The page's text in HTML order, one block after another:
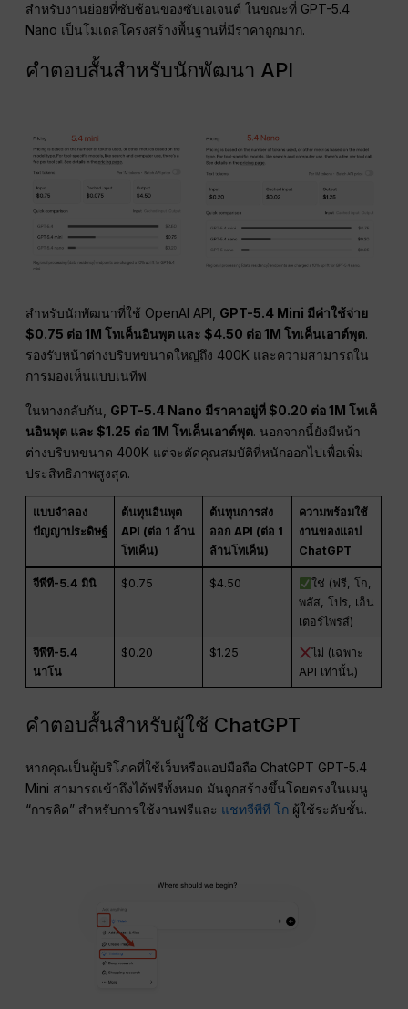
สำหรับงานย่อยที่ซับซ้อนของซับเอเจนต์ ในขณะที่ GPT-5.4
Nano เป็นโมเดลโครงสร้างพื้นฐานที่มีราคาถูกมาก.
คำตอบสั้นสำหรับนักพัฒนา API
สำหรับนักพัฒนาที่ใช้ OpenAI API, GPT-5.4 Mini มีค่าใช้จ่าย
$0.75 ต่อ 1M โทเค็นอินพุต และ $4.50 ต่อ 1M โทเค็นเอาต์พุต.
รองรับหน้าต่างบริบทขนาดใหญ่ถึง 400K และความสามารถใน
การมองเห็นแบบเนทีฟ.
ในทางกลับกัน, GPT-5.4 Nano มีราคาอยู่ที่ $0.20 ต่อ 1M โทเค็
นอินพุต และ $1.25 ต่อ 1M โทเค็นเอาต์พุต. นอกจากนี้ยังมีหน้า
ต่างบริบทขนาด 400K แต่จะตัดคุณสมบัติที่หนักออกไปเพื่อเพิ่ม
ประสิทธิภาพสูงสุด.
แบบจำลอง
ปัญญาประดิษฐ์
ต้นทุนอินพุต
API (ต่อ 1 ล้าน
โทเค็น)
ต้นทุนการส่ง
ออก API (ต่อ 1
ล้านโทเค็น)
ความพร้อมใช้
งานของแอป
ChatGPT
จีพีที-5.4 มินิ $0.75 $4.50
ใช่ (ฟรี, โก,
พลัส, โปร, เอ็น
เตอร์ไพรส์)
จีพีที-5.4
นาโน
$0.20 $1.25
ไม่ (เฉพาะ
API เท่านั้น)
คำตอบสั้นสำหรับผู้ใช้ ChatGPT
หากคุณเป็นผู้บริโภคที่ใช้เว็บหรือแอปมือถือ ChatGPT GPT-5.4
Mini สามารถเข้าถึงได้ฟรีทั้งหมด มันถูกสร้างขึ้นโดยตรงในเมนู
“การคิด” สำหรับการใช้งานฟรีและ แชทจีพีที โก ผู้ใช้ระดับชั้น.